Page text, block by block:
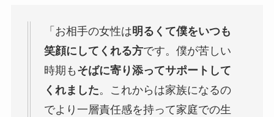
「お相手の女性は明るくて僕をいつも
笑顔にしてくれる方です。僕が苦しい
時期も そばに寄り添ってサポートして
くれました。これからは家族になるの
でより一層責任感を持って家庭での生